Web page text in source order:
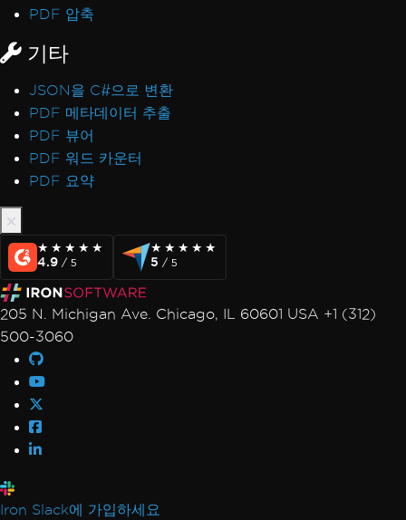
PDF 압축
기타
JSON을 C#으로 변환
PDF 메타데이터 추출
PDF 뷰어
PDF 워드 카운터
PDF 요약
★★★★★
★★★★★
4.9 / 5
★★★★★
★★★★★
5 / 5
205 N. Michigan Ave. Chicago, IL 60601 USA +1 (312)
500-3060
Iron Slack에 가입하세요